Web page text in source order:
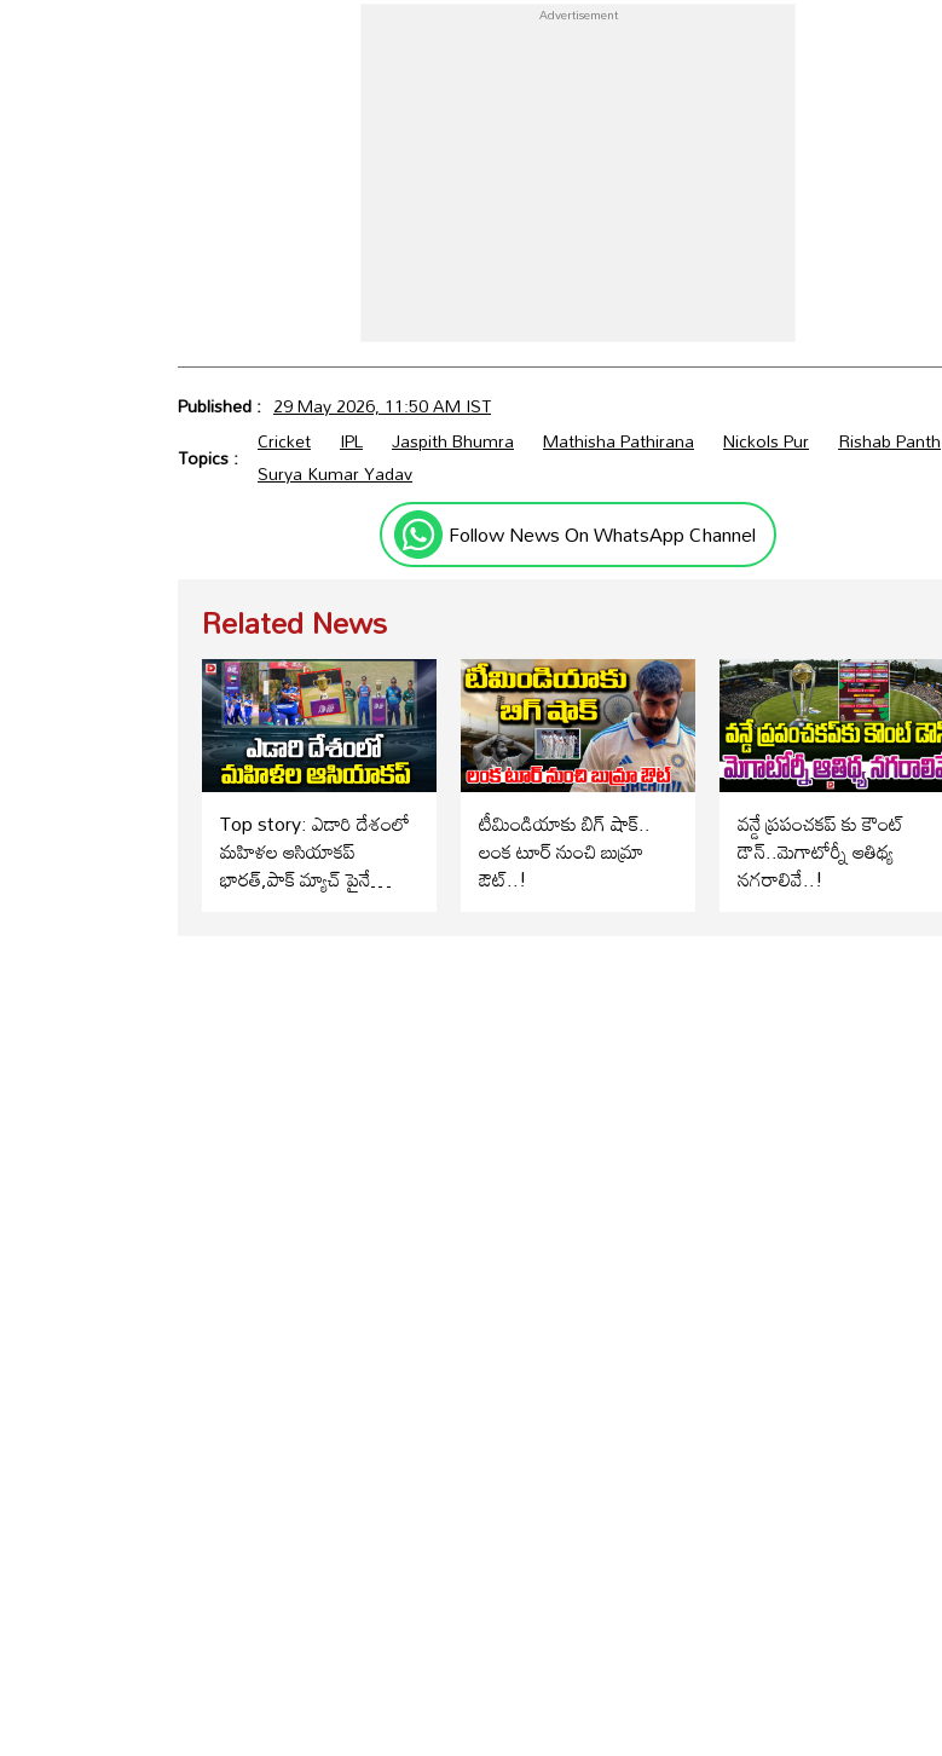
Published : 29 May 2026, 11:50 AM IST
Topics : Cricket IPL Jaspith Bhumra Mathisha Pathirana Nickols Pur
Rishab Panth
Surya Kumar Yadav
Follow News On WhatsApp Channel
Related News
Top story: ఎడారి దేశంలో
మహిళల ఆసియాకప్
భారత్,పాక్ మ్యాచ్ పైనే
టీమిండియాకు బిగ్ షాక్..
లంక టూర్ నుంచి బుమ్రా
ఔట్..!
వన్డే ప్రపంచకప్ కు కౌంట్
డౌన్..మెగాటోర్నీ ఆతిథ్య
నగరాలివే..!